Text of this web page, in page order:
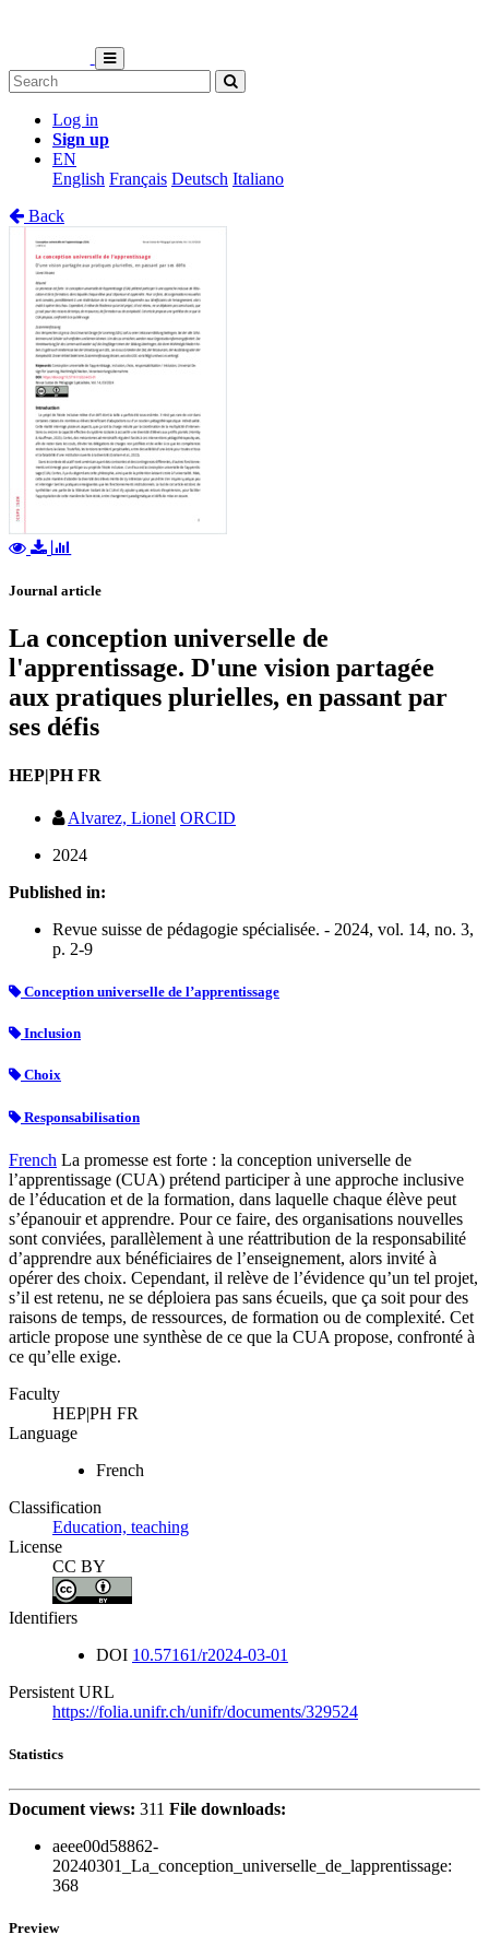
Log in
Sign up
EN
English Français Deutsch Italiano
Back
Journal article
La conception universelle de
l'apprentissage. D'une vision partagée
aux pratiques plurielles, en passant par
ses défis
HEP|PH FR
Alvarez, Lionel ORCID
2024
Published in:
Revue suisse de pédagogie spécialisée. - 2024, vol. 14, no. 3,
p. 2-9
Conception universelle de l’apprentissage
Inclusion
Choix
Responsabilisation
French La promesse est forte : la conception universelle de
l’apprentissage (CUA) prétend participer à une approche inclusive
de l’éducation et de la formation, dans laquelle chaque élève peut
s’épanouir et apprendre. Pour ce faire, des organisations nouvelles
sont conviées, parallèlement à une réattribution de la responsabilité
d’apprendre aux bénéficiaires de l’enseignement, alors invité à
opérer des choix. Cependant, il relève de l’évidence qu’un tel projet,
s’il est retenu, ne se déploiera pas sans écueils, que ça soit pour des
raisons de temps, de ressources, de formation ou de complexité. Cet
article propose une synthèse de ce que la CUA propose, confronté à
ce qu’elle exige.
Faculty
HEP|PH FR
Language
French
Classification
Education, teaching
License
CC BY
Identifiers
DOI 10.57161/r2024-03-01
Persistent URL
https://folia.unifr.ch/unifr/documents/329524
Statistics
Document views: 311 File downloads:
aeee00d58862-
20240301_La_conception_universelle_de_lapprentissage:
368
Preview